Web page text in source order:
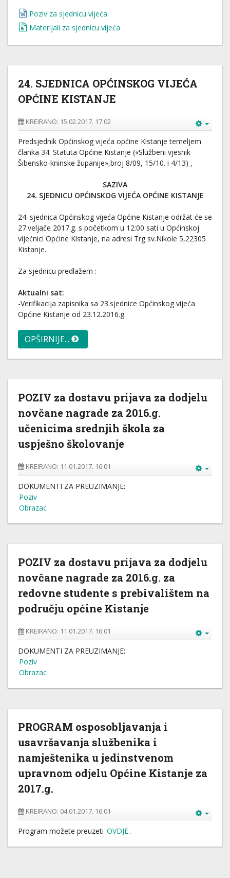
Poziv za sjednicu vijeća
Materijali za sjednicu vijeća
24. SJEDNICA OPĆINSKOG VIJEĆA
OPĆINE KISTANJE
KREIRANO: 15.02.2017. 17:02
Predsjednik Općinskog vijeća općine Kistanje temeljem
članka 34. Statuta Općine Kistanje («Službeni vjesnik
Šibensko-kninske županije»,broj 8/09, 15/10. i 4/13) ,
SAZIVA
24. SJEDNICU OPĆINSKOG VIJEĆA OPĆINE KISTANJE
24. sjednica Općinskog vijeća Općine Kistanje održat će se
27.veljače 2017.g. s početkom u 12:00 sati u Općinskoj
vijećnici Općine Kistanje, na adresi Trg sv.Nikole 5,22305
Kistanje.
Za sjednicu predlažem :
Aktualni sat:
-Verifikacija zapisnika sa 23.sjednice Općinskog vijeća
Općine Kistanje od 23.12.2016.g.
OPŠIRNIJE...
POZIV za dostavu prijava za dodjelu
novčane nagrade za 2016.g.
učenicima srednjih škola za
uspješno školovanje
KREIRANO: 11.01.2017. 16:01
DOKUMENTI ZA PREUZIMANJE:
Poziv
Obrazac
POZIV za dostavu prijava za dodjelu
novčane nagrade za 2016.g. za
redovne studente s prebivalištem na
području općine Kistanje
KREIRANO: 11.01.2017. 16:01
DOKUMENTI ZA PREUZIMANJE:
Poziv
Obrazac
PROGRAM osposobljavanja i
usavršavanja službenika i
namještenika u jedinstvenom
upravnom odjelu Općine Kistanje za
2017.g.
KREIRANO: 04.01.2017. 16:01
Program možete preuzeti OVDJE.